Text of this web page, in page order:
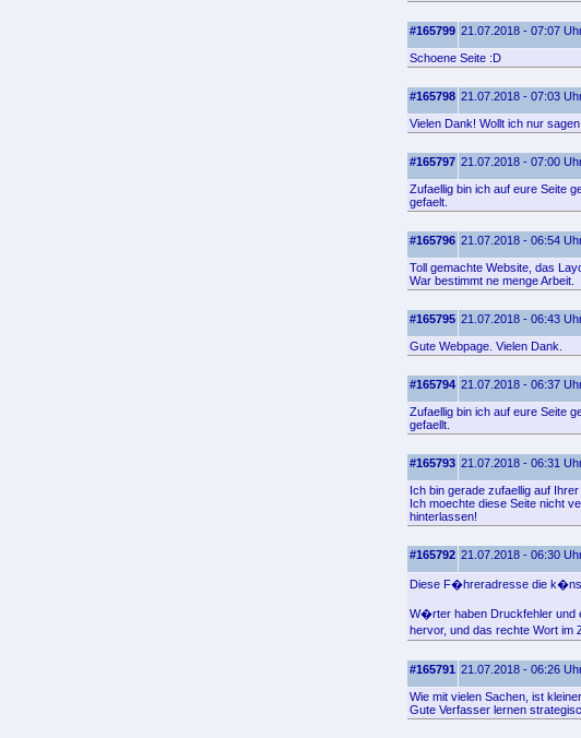
#165799 21.07.2018 - 07:07
Schoene Seite :D
#165798 21.07.2018 - 07:03
Vielen Dank! Wollt ich nur sagen.
#165797 21.07.2018 - 07:00
Zufaellig bin ich auf eure Seite
gefaelt.
#165796 21.07.2018 - 06:54
Toll gemachte Website, das
War bestimmt ne menge Arbeit.
#165795 21.07.2018 - 06:43
Gute Webpage. Vielen Dank.
#165794 21.07.2018 - 06:37
Zufaellig bin ich auf eure Seite
gefaellt.
#165793 21.07.2018 - 06:31
Ich bin gerade zufaellig auf
Ich moechte diese Seite nicht
hinterlassen!
#165792 21.07.2018 - 06:30
Diese F�hreradresse die
W�rter haben Druckfehler und
hervor, und das rechte Wort im
#165791 21.07.2018 - 06:26
Wie mit vielen Sachen, ist
Gute Verfasser lernen